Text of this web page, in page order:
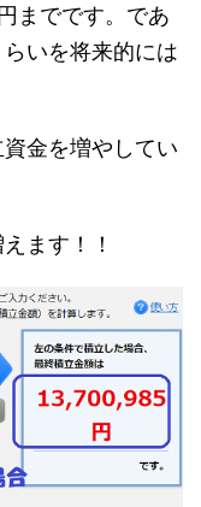
までです。であ
いを将来的には
金を増やしてい
ます！！